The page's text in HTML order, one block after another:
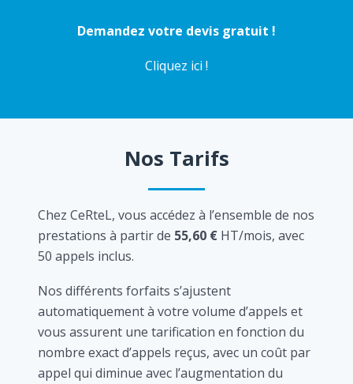
Demandez votre devis gratuit !
Cliquez ici !
Nos Tarifs
Chez CeRteL, vous accédez à l’ensemble de nos
prestations à partir de 55,60 € HT/mois, avec
50 appels inclus.
Nos différents forfaits s’ajustent
automatiquement à votre volume d’appels et
vous assurent une tarification en fonction du
nombre exact d’appels reçus, avec un coût par
appel qui diminue avec l’augmentation du